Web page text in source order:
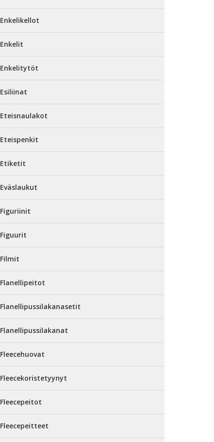
Enkelikellot
Enkelit
Enkelitytöt
Esiliinat
Eteisnaulakot
Eteispenkit
Etiketit
Eväslaukut
Figuriinit
Figuurit
Filmit
Flanellipeitot
Flanellipussilakanasetit
Flanellipussilakanat
Fleecehuovat
Fleecekoristetyynyt
Fleecepeitot
Fleecepeitteet